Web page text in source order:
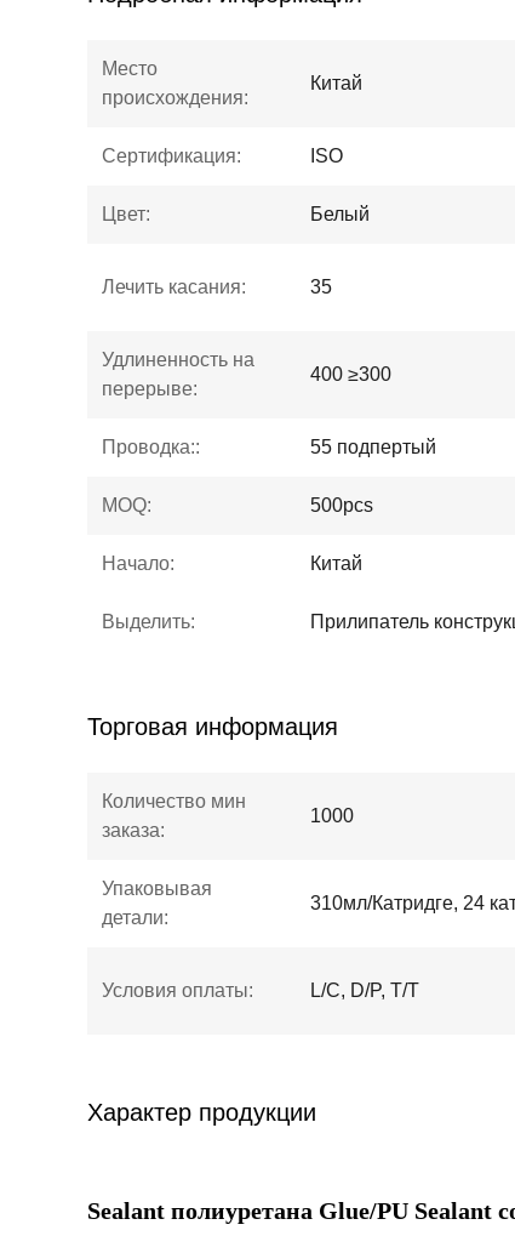
Место
происхождения:
Китай
Сертификация: ISO
Цвет: Белый
Лечить касания: 35
Удлиненность на
перерыве:
400 ≥300
Проводка:: 55 подпертый
MOQ: 500pcs
Начало: Китай
Выделить: Прилипатель
Торговая информация
Количество мин
заказа:
1000
Упаковывая
детали:
310мл/Катридге, 24
Условия оплаты: L/C, D/P, T/T
Характер продукции
Sealant полиуретана Glue/PU Sealant